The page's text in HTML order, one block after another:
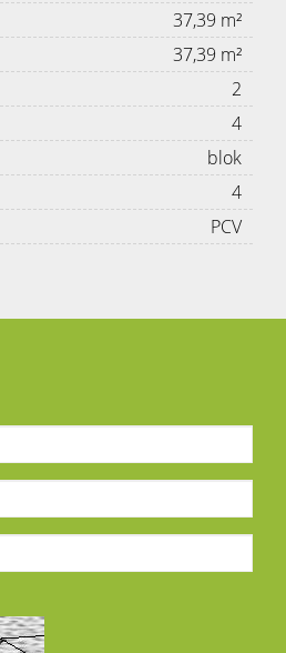
37,39 m²
37,39 m²
2
4
blok
4
PCV